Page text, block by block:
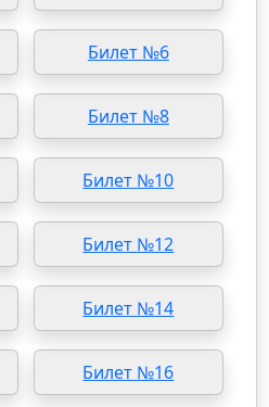
Билет №6
Билет №8
Билет №10
Билет №12
Билет №14
Билет №16